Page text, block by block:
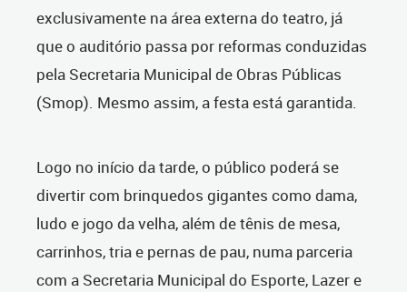
exclusivamente na área externa do teatro, já
que o auditório passa por reformas conduzidas
pela Secretaria Municipal de Obras Públicas
(Smop). Mesmo assim, a festa está garantida.
Logo no início da tarde, o público poderá se
divertir com brinquedos gigantes como dama,
ludo e jogo da velha, além de tênis de mesa,
carrinhos, tria e pernas de pau, numa parceria
com a Secretaria Municipal do Esporte, Lazer e